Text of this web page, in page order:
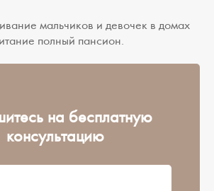
мальчиков и девочек в домах
полный пансион.
на бесплатную
консультацию